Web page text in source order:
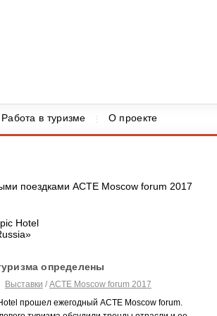
Работа в туризме О проекте
поездками ACTE Moscow forum 2017
Hotel
определены
Выставки / ACTE Moscow forum 2017
прошел ежегодный ACTE Moscow forum.